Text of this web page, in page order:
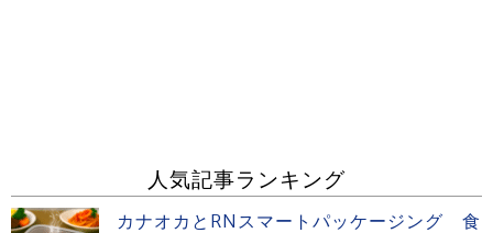
人気記事ランキング
カナオカとRNスマートパッケージング 食